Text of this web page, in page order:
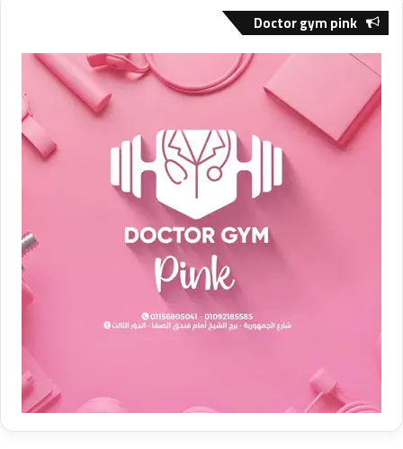
Doctor gym pink